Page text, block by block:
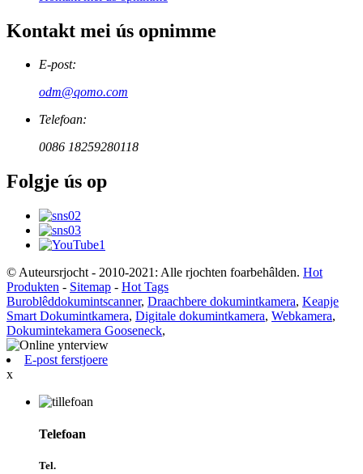
Kontakt mei ús opnimme
E-post:
odm@qomo.com
Telefoan:
0086 18259280118
Folgje ús op
© Auteursrjocht - 2010-2021: Alle rjochten foarbehâlden. Hot
Produkten - Sitemap - Hot Tags
Buroblêddokumintscanner, Draachbere dokumintkamera, Keapje
Smart Dokumintkamera, Digitale dokumintkamera, Webkamera,
Dokumintekamera Gooseneck,
E-post ferstjoere
x
Telefoan
Tel.